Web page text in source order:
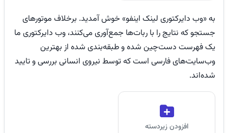
به «وب دایرکتوری لینک اینفو» خوش آمدید. برخلاف موتورهای
جستجو که نتایج را با ربات‌ها جمع‌آوری می‌کنند، وب دایرکتوری ما
یک فهرست دست‌چین شده و طبقه‌بندی شده از بهترین
وب‌سایت‌های فارسی است که توسط نیروی انسانی بررسی و تایید
شده‌اند.
افزودن زیردسته